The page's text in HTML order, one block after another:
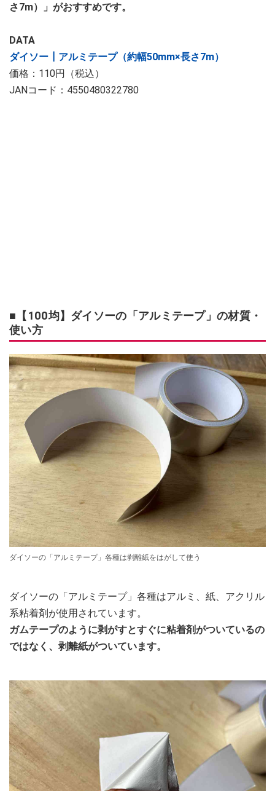
さ7m）」がおすすめです。
DATA
ダイソー┃アルミテープ（約幅50mm×長さ7m）
価格：110円（税込）
JANコード：4550480322780
■【100均】ダイソーの「アルミテープ」の材質・
使い方
ダイソーの「アルミテープ」各種は剥離紙をはがして使う
ダイソーの「アルミテープ」各種はアルミ、紙、アクリル
系粘着剤が使用されています。
ガムテープのように剥がすとすぐに粘着剤がついているの
ではなく、剥離紙がついています。